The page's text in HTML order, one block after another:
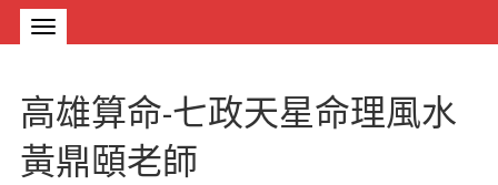
高雄算命-七政天星命理風水
黃鼎頤老師